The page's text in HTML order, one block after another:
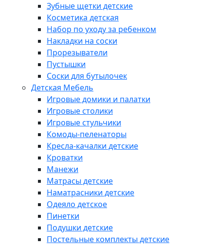
Зубные щетки детские
Косметика детская
Набор по уходу за ребенком
Накладки на соски
Прорезыватели
Пустышки
Соски для бутылочек
Детская Мебель
Игровые домики и палатки
Игровые столики
Игровые стульчики
Комоды-пеленаторы
Кресла-качалки детские
Кроватки
Манежи
Матрасы детские
Наматрасники детские
Одеяло детское
Пинетки
Подушки детские
Постельные комплекты детские